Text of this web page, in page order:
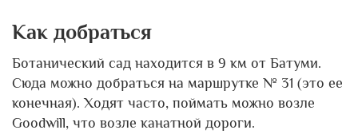
Как добраться
Ботанический сад находится в 9 км от Батуми.
Сюда можно добраться на маршрутке № 31 (это ее
конечная). Ходят часто, поймать можно возле
Goodwill, что возле канатной дороги.